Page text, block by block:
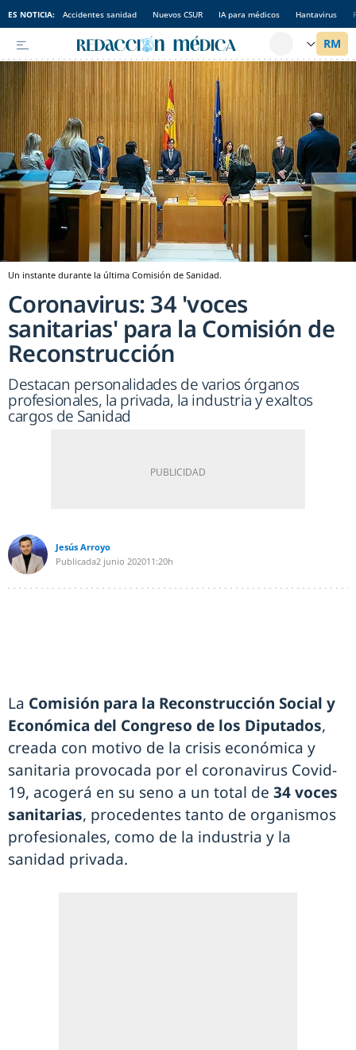
ES NOTICIA: Accidentes sanidad Nuevos CSUR IA para médicos Hantavirus
Un instante durante la última Comisión de Sanidad.
Coronavirus: 34 'voces
sanitarias' para la Comisión de
Reconstrucción
Destacan personalidades de varios órganos
profesionales, la privada, la industria y exaltos
cargos de Sanidad
Jesús Arroyo
Publicada2 junio 202011:20h
La Comisión para la Reconstrucción Social y
Económica del Congreso de los Diputados,
creada con motivo de la crisis económica y
sanitaria provocada por el coronavirus Covid-
19, acogerá en su seno a un total de 34 voces
sanitarias, procedentes tanto de organismos
profesionales, como de la industria y la
sanidad privada.